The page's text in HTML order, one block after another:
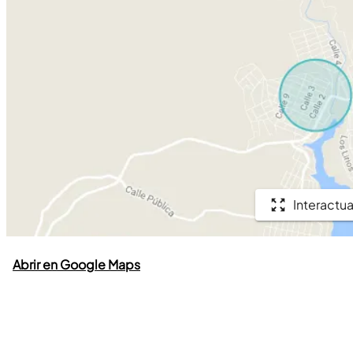
Abrir en Google Maps